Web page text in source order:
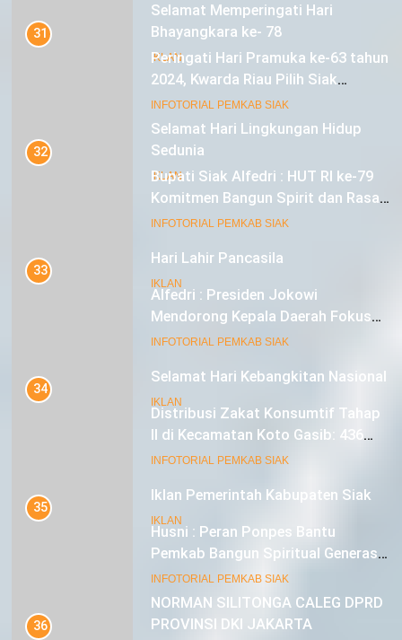
Selamat Hari Lingkungan Hidup
Sedunia
IKLAN
Hari Lahir Pancasila
IKLAN
Selamat Hari Kebangkitan Nasional
IKLAN
Iklan Pemerintah Kabupaten Siak
IKLAN
PROVINSI DKI JAKARTA
IKLAN
NURGARAHA HARPAL NOVTEN, SH
31
Peringati Hari Pramuka ke-63 tahun
2024, Kwarda Riau Pilih Siak
Sebagai Tuan Rumah
INFOTORIAL PEMKAB SIAK
32
Bupati Siak Alfedri : HUT RI ke-79
Komitmen Bangun Spirit dan Rasa
Nasionalisme
INFOTORIAL PEMKAB SIAK
33
Alfedri : Presiden Jokowi
Mendorong Kepala Daerah Fokus
pada Inflasi dan Pilkada Serentak
INFOTORIAL PEMKAB SIAK
34
Distribusi Zakat Konsumtif Tahap
II di Kecamatan Koto Gasib: 436
Mustahik Terima Bantuan
INFOTORIAL PEMKAB SIAK
35
Husni : Peran Ponpes Bantu
Pemkab Bangun Spiritual Generasi
Muda
INFOTORIAL PEMKAB SIAK
36